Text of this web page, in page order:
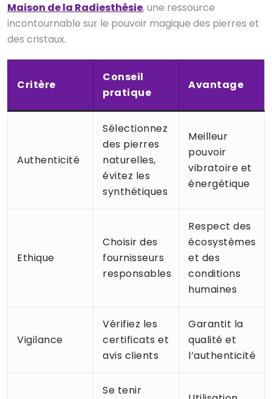
Maison de la Radiesthésie, une ressource
incontournable sur le pouvoir magique des pierres et
des cristaux.
Critère
Conseil
pratique
Avantage
Authenticité
Sélectionnez
des pierres
naturelles,
évitez les
synthétiques
Meilleur
pouvoir
vibratoire et
énergétique
Ethique
Choisir des
fournisseurs
responsables
Respect des
écosystèmes
et des
conditions
humaines
Vigilance
Vérifiez les
certificats et
avis clients
Garantit la
qualité et
l’authenticité
Se tenir